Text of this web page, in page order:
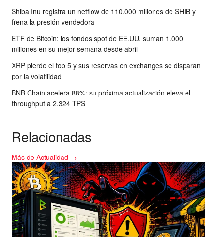
Shiba Inu registra un netflow de 110.000 millones de SHIB y
frena la presión vendedora
ETF de Bitcoin: los fondos spot de EE.UU. suman 1.000
millones en su mejor semana desde abril
XRP pierde el top 5 y sus reservas en exchanges se disparan
por la volatilidad
BNB Chain acelera 88%: su próxima actualización eleva el
throughput a 2.324 TPS
Relacionadas
Más de Actualidad →